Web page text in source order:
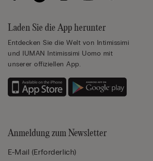
Laden Sie die App herunter
Entdecken Sie die Welt von Intimissimi
und IUMAN Intimissimi Uomo mit
unserer offiziellen App.
Anmeldung zum Newsletter